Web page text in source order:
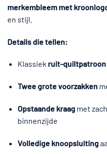
merkembleem met
en stijl.
Details die tellen:
Klassiek ruit-quiltpatroon
Twee grote voorzakken
Opstaande kraagmet
binnenzijde
Volledige knoopsluiting